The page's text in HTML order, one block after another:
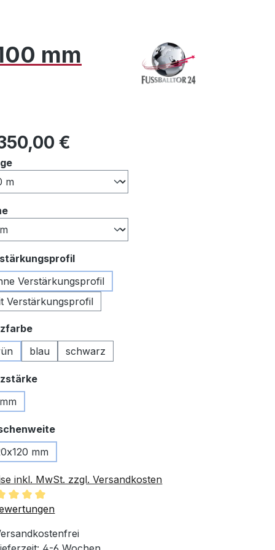
mm
Preis: €
auswählen
auswählen
auswählen
Verstärkungsprofil
Verstärkungsprofil
auswählen
blau schwarz
auswählen
auswählen
mm
inkl. MwSt. zzgl. Versandkosten
Bewertung von 5 von 5 Sternen